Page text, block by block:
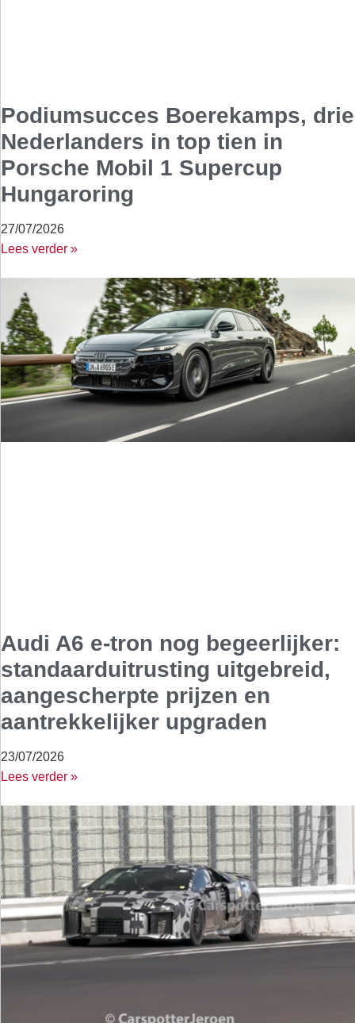
Podiumsucces Boerekamps, drie
Nederlanders in top tien in
Porsche Mobil 1 Supercup
Hungaroring
27/07/2026
Lees verder »
Audi A6 e-tron nog begeerlijker:
standaarduitrusting uitgebreid,
aangescherpte prijzen en
aantrekkelijker upgraden
23/07/2026
Lees verder »